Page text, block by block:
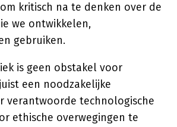
kritisch na te denken over de
we ontwikkelen,
gebruiken.
is geen obstakel voor
een noodzakelijke
verantwoorde technologische
ethische overwegingen te